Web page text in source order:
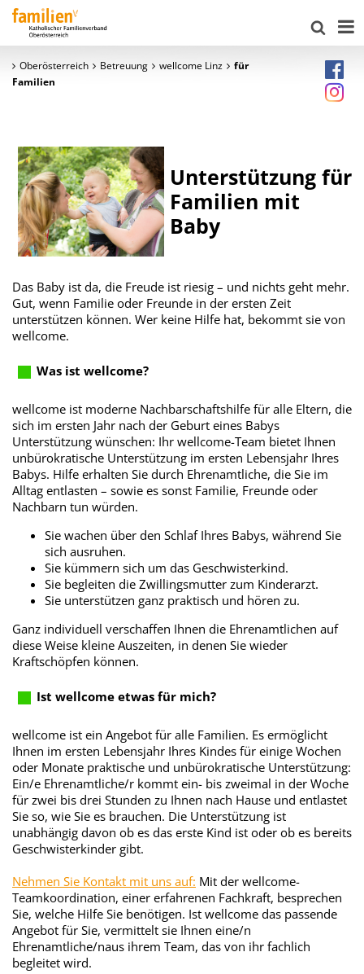
Oberösterreich Betreuung wellcome Linz
für
Familien
Unterstützung für
Familien mit
Baby
Das Baby ist da, die Freude ist riesig – und nichts geht mehr.
Gut, wenn Familie oder Freunde in der ersten Zeit
unterstützen können. Wer keine Hilfe hat, bekommt sie von
wellcome.
Was ist wellcome?
wellcome ist moderne Nachbarschaftshilfe für alle Eltern, die
sich im ersten Jahr nach der Geburt eines Babys
Unterstützung wünschen: Ihr wellcome-Team bietet Ihnen
unbürokratische Unterstützung im ersten Lebensjahr Ihres
Babys. Hilfe erhalten Sie durch Ehrenamtliche, die Sie im
Alltag entlasten – sowie es sonst Familie, Freunde oder
Nachbarn tun würden.
Sie wachen über den Schlaf Ihres Babys, während Sie
sich ausruhen.
Sie kümmern sich um das Geschwisterkind.
Sie begleiten die Zwillingsmutter zum Kinderarzt.
Sie unterstützen ganz praktisch und hören zu.
Ganz individuell verschaffen Ihnen die Ehrenamtlichen auf
diese Weise kleine Auszeiten, in denen Sie wieder
Kraftschöpfen können.
Ist wellcome etwas für mich?
wellcome ist ein Angebot für alle Familien. Es ermöglicht
Ihnen im ersten Lebensjahr Ihres Kindes für einige Wochen
oder Monate praktische und unbürokratische Unterstützung:
Ein/e Ehrenamtliche/r kommt ein- bis zweimal in der Woche
für zwei bis drei Stunden zu Ihnen nach Hause und entlastet
Sie so, wie Sie es brauchen. Die Unterstützung ist
unabhängig davon ob es das erste Kind ist oder ob es bereits
Geschwisterkinder gibt.
Nehmen Sie Kontakt mit uns auf: Mit der wellcome-
Teamkoordination, einer erfahrenen Fachkraft, besprechen
Sie, welche Hilfe Sie benötigen. Ist wellcome das passende
Angebot für Sie, vermittelt sie Ihnen eine/n
Ehrenamtliche/naus ihrem Team, das von ihr fachlich
begleitet wird.